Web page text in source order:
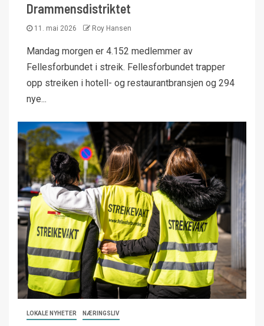
Drammensdistriktet
11. mai 2026 Roy Hansen
Mandag morgen er 4.152 medlemmer av
Fellesforbundet i streik. Fellesforbundet trapper
opp streiken i hotell- og restaurantbransjen og 294
nye...
LOKALE NYHETER NÆRINGSLIV